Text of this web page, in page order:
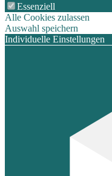
Essenziell
Alle Cookies zulassen
Auswahl speichern
Individuelle Einstellungen